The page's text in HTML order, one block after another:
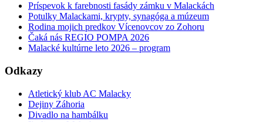
Príspevok k farebnosti fasády zámku v Malackách
Potulky Malackami, krypty, synagóga a múzeum
Rodina mojich predkov Vícenovcov zo Zohoru
Čaká nás REGIO POMPA 2026
Malacké kultúrne leto 2026 – program
Odkazy
Atletický klub AC Malacky
Dejiny Záhoria
Divadlo na hambálku